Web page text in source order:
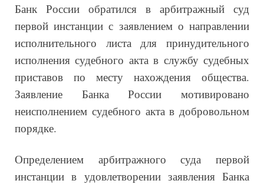
Банк России обратился в арбитражный суд
первой инстанции с заявлением о направлении
исполнительного листа для принудительного
исполнения судебного акта в службу судебных
приставов по месту нахождения общества.
Заявление Банка России мотивировано
неисполнением судебного акта в добровольном
порядке.
Определением арбитражного суда первой
инстанции в удовлетворении заявления Банка